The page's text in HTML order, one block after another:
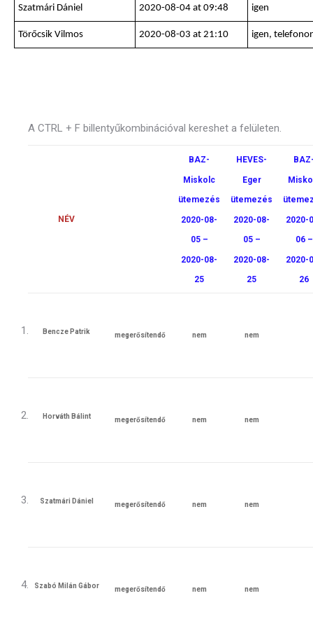
Szatmári Dániel 2020-08-04 at 09:48 igen
Törőcsik Vilmos 2020-08-03 at 21:10 igen,
A CTRL + F billentyűkombinációval kereshet a felületen.
NÉV
BAZ-
Miskolc
ütemezés
2020-08-
05 –
2020-08-
25
HEVES-
Eger
ütemezés
2020-08-
05 –
2020-08-
25
2020-
06 –
2020-
26
Bencze Patrik megerősítendő nem nem
Horváth Bálint megerősítendő nem nem
Szatmári Dániel megerősítendő nem nem
Szabó Milán Gábor megerősítendő nem nem